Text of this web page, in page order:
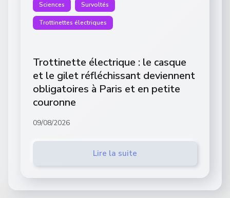
Sciences Survoltés
Trottinettes électriques
Trottinette électrique : le casque
et le gilet réfléchissant deviennent
obligatoires à Paris et en petite
couronne
09/08/2026
Lire la suite